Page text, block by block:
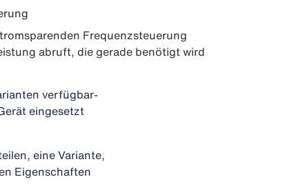
Frequenzsteuerung
abruft, die gerade benötigt wird
verfügbar-
eingesetzt
eine Variante,
Eigenschaften